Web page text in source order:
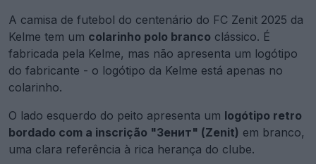
A camisa de futebol do centenário do FC Zenit 2025 da
Kelme tem um colarinho polo branco clássico. É
fabricada pela Kelme, mas não apresenta um logótipo
do fabricante - o logótipo da Kelme está apenas no
colarinho.
O lado esquerdo do peito apresenta um logótipo retro
bordado com a inscrição "Зенит" (Zenit) em branco,
uma clara referência à rica herança do clube.